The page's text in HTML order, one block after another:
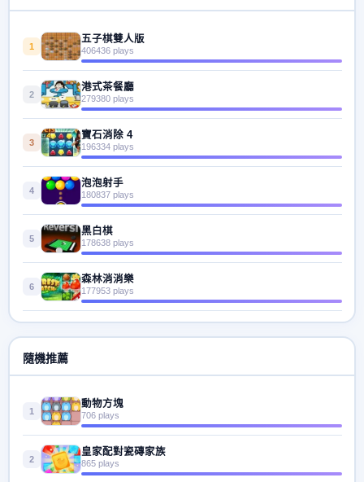
1
五子棋雙人版
406436 plays
2
港式茶餐廳
279380 plays
3
寶石消除 4
196334 plays
4
泡泡射手
180837 plays
5
黑白棋
178638 plays
6
森林消消樂
177953 plays
隨機推薦
1
動物方塊
706 plays
2
皇家配對瓷磚家族
865 plays